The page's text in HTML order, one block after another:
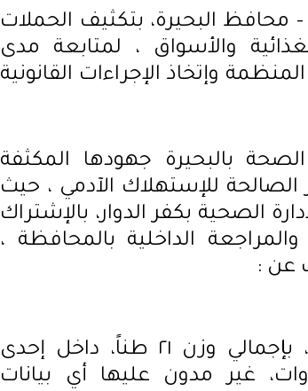
– محافظ البحيرة، بتكثيف الحملات
والأسواق ، لمتابعة مدى
وإتخاذ الإجراءات القانونية
بالبحيرة جهودها المكثفة
للإستهلاك الآدمي ، حيث
الصحية بكفر الدوار، بالإشتراك
الداخلية بالمحافظة ،
عن :
* ضبط ٢١٠٠ كرتونة خضراوات مجمدة ، بإجمالي وزن ٢١ طناً، داخل إحدى
غير مدون عليها أي بيانات